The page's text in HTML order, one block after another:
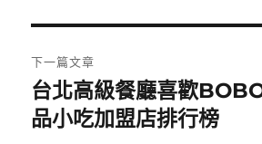
覽
文
章:
下一篇文章
下
一
台北高級餐廳喜歡
品小吃加盟店排行榜